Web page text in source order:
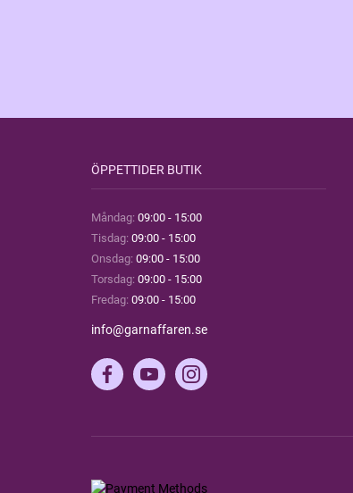
ÖPPETTIDER BUTIK
Måndag: 09:00 - 15:00
Tisdag: 09:00 - 15:00
Onsdag: 09:00 - 15:00
Torsdag: 09:00 - 15:00
Fredag: 09:00 - 15:00
info@garnaffaren.se